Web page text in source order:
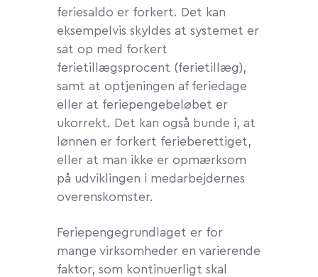
feriesaldo er forkert. Det kan
eksempelvis skyldes at systemet er
sat op med forkert
ferietillægsprocent (ferietillæg),
samt at optjeningen af feriedage
eller at feriepengebeløbet er
ukorrekt. Det kan også bunde i, at
lønnen er forkert ferieberettiget,
eller at man ikke er opmærksom
på udviklingen i medarbejdernes
overenskomster.
Feriepengegrundlaget er for
mange virksomheder en varierende
faktor, som kontinuerligt skal